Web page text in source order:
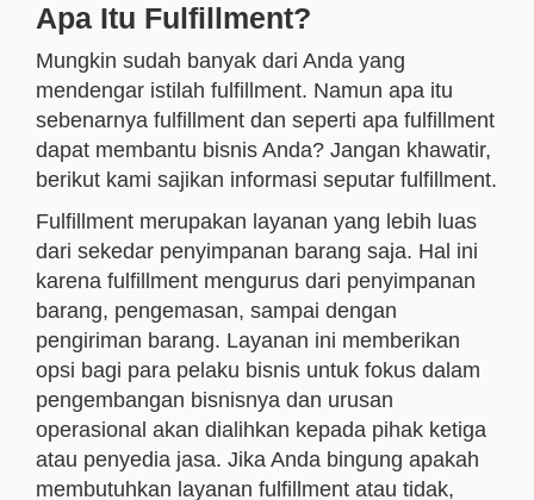
Apa Itu Fulfillment?
Mungkin sudah banyak dari Anda yang
mendengar istilah fulfillment. Namun apa itu
sebenarnya fulfillment dan seperti apa fulfillment
dapat membantu bisnis Anda? Jangan khawatir,
berikut kami sajikan informasi seputar fulfillment.
Fulfillment merupakan layanan yang lebih luas
dari sekedar penyimpanan barang saja. Hal ini
karena fulfillment mengurus dari penyimpanan
barang, pengemasan, sampai dengan
pengiriman barang. Layanan ini memberikan
opsi bagi para pelaku bisnis untuk fokus dalam
pengembangan bisnisnya dan urusan
operasional akan dialihkan kepada pihak ketiga
atau penyedia jasa. Jika Anda bingung apakah
membutuhkan layanan fulfillment atau tidak,